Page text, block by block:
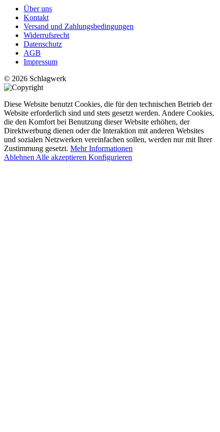
Über uns
Kontakt
Versand und Zahlungsbedingungen
Widerrufsrecht
Datenschutz
AGB
Impressum
© 2026 Schlagwerk
Diese Website benutzt Cookies, die für den technischen Betrieb der
Website erforderlich sind und stets gesetzt werden. Andere Cookies,
die den Komfort bei Benutzung dieser Website erhöhen, der
Direktwerbung dienen oder die Interaktion mit anderen Websites
und sozialen Netzwerken vereinfachen sollen, werden nur mit Ihrer
Zustimmung gesetzt. Mehr Informationen
Ablehnen Alle akzeptieren Konfigurieren